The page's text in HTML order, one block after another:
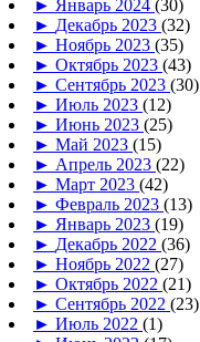
► Январь 2024 (30)
► Декабрь 2023 (32)
► Ноябрь 2023 (35)
► Октябрь 2023 (43)
► Сентябрь 2023 (30)
► Июль 2023 (12)
► Июнь 2023 (25)
► Май 2023 (15)
► Апрель 2023 (22)
► Март 2023 (42)
► Февраль 2023 (13)
► Январь 2023 (19)
► Декабрь 2022 (36)
► Ноябрь 2022 (27)
► Октябрь 2022 (21)
► Сентябрь 2022 (23)
► Июль 2022 (1)